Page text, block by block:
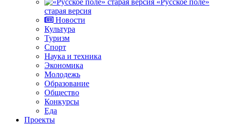
«Русское поле»
старая версия
Новости
Культура
Туризм
Спорт
Наука и техника
Экономика
Молодежь
Образование
Общество
Конкурсы
Еда
Проекты